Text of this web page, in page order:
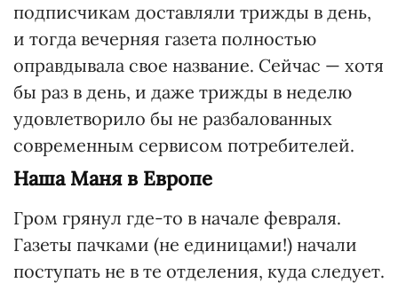
подписчикам доставляли трижды в день,
и тогда вечерняя газета полностью
оправдывала свое название. Сейчас — хотя
бы раз в день, и даже трижды в неделю
удовлетворило бы не разбалованных
современным сервисом потребителей.
Наша Маня в Европе
Гром грянул где-то в начале февраля.
Газеты пачками (не единицами!) начали
поступать не в те отделения, куда следует.